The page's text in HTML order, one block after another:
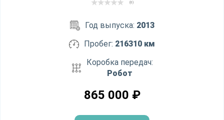
(0)
Год выпуска: 2013
Пробег: 216310 км
Коробка передач:
Робот
865 000 ₽